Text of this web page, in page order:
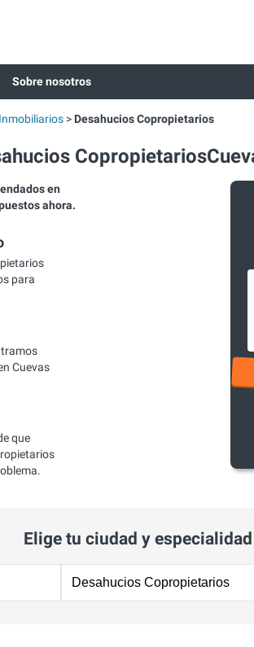
Sobre nosotros
Desahucios Copropietarios
en
ahora.
para
Cuevas
que
Elige tu ciudad y especialidad